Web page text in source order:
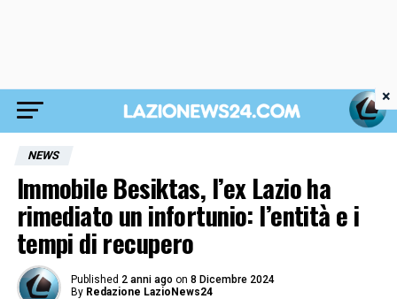
NEWS
Immobile Besiktas, l’ex Lazio ha
rimediato un infortunio: l’entità e i
tempi di recupero
Published 2 anni ago on 8 Dicembre 2024
By Redazione LazioNews24
×